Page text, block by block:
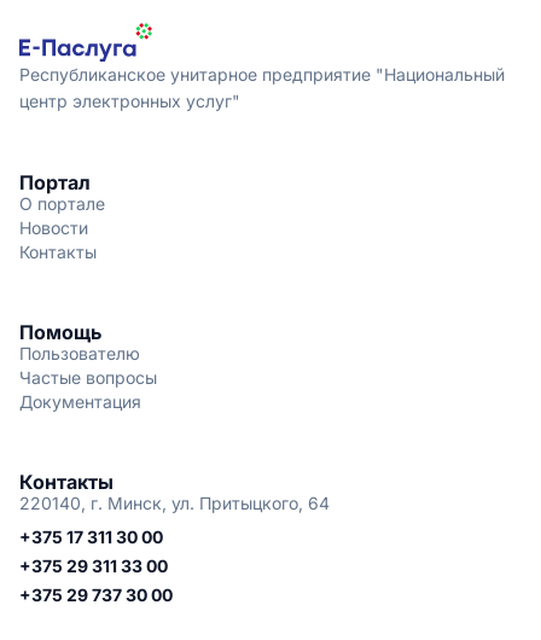
Республиканское унитарное предприятие "Национальный
центр электронных услуг"
Портал
О портале
Новости
Контакты
Помощь
Пользователю
Частые вопросы
Документация
Контакты
220140, г. Минск, ул. Притыцкого, 64
+375 17 311 30 00
+375 29 311 33 00
+375 29 737 30 00